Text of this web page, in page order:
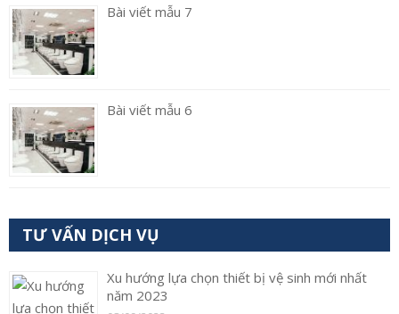
Bài viết mẫu 7
Bài viết mẫu 6
TƯ VẤN DỊCH VỤ
Xu hướng lựa chọn thiết bị vệ sinh mới nhất
năm 2023